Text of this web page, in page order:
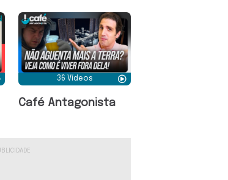
36 Vídeos
Café Antagonista